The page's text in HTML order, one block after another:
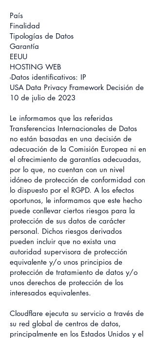
País
Finalidad
Tipologías de Datos
Garantía
EEUU
HOSTING WEB
-Datos identificativos: IP
USA Data Privacy Framework Decisión de
10 de julio de 2023
Le informamos que las referidas
Transferencias Internacionales de Datos
no están basadas en una decisión de
adecuación de la Comisión Europea ni en
el ofrecimiento de garantías adecuadas,
por lo que, no cuentan con un nivel
idóneo de protección de conformidad con
lo dispuesto por el RGPD. A los efectos
oportunos, le informamos que este hecho
puede conllevar ciertos riesgos para la
protección de sus datos de carácter
personal. Dichos riesgos derivados
pueden incluir que no exista una
autoridad supervisora de protección
equivalente y/o unos principios de
protección de tratamiento de datos y/o
unos derechos de protección de los
interesados equivalentes.
Cloudflare ejecuta su servicio a través de
su red global de centros de datos,
principalmente en los Estados Unidos y el